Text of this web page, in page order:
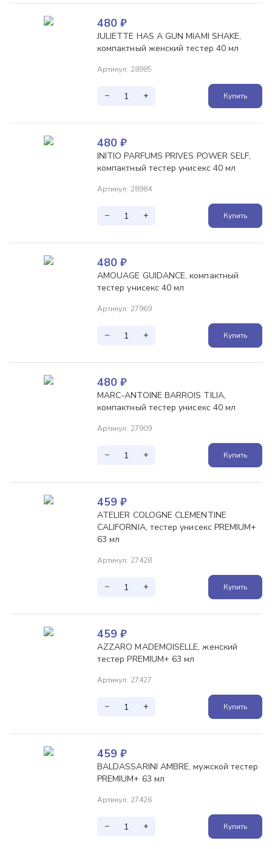
480 ₽
JULIETTE HAS A GUN MIAMI SHAKE,
компактный женский тестер 40 мл
Артикул: 28985
− + Купить
480 ₽
INITIO PARFUMS PRIVES POWER SELF,
компактный тестер унисекс 40 мл
Артикул: 28984
− + Купить
480 ₽
AMOUAGE GUIDANCE, компактный
тестер унисекс 40 мл
Артикул: 27969
− + Купить
480 ₽
MARC-ANTOINE BARROIS TILIA,
компактный тестер унисекс 40 мл
Артикул: 27909
− + Купить
459 ₽
ATELIER COLOGNE CLEMENTINE
CALIFORNIA, тестер унисекс PREMIUM+
63 мл
Артикул: 27428
− + Купить
459 ₽
AZZARO MADEMOISELLE, женский
тестер PREMIUM+ 63 мл
Артикул: 27427
− + Купить
459 ₽
BALDASSARINI AMBRE, мужской тестер
PREMIUM+ 63 мл
Артикул: 27426
− + Купить